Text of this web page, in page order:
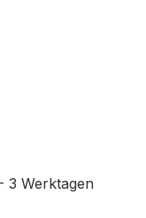
3 Werktagen